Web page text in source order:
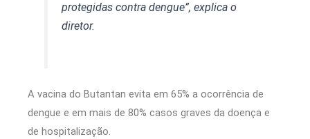
protegidas contra dengue”, explica o
diretor.
A vacina do Butantan evita em 65% a ocorrência de
dengue e em mais de 80% casos graves da doença e
de hospitalização.